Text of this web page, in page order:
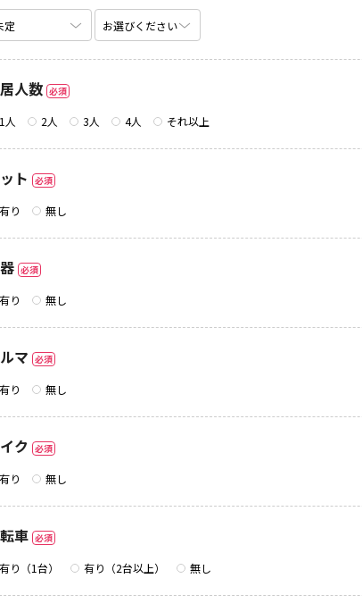
人数 必須
1人 2人 3人 4人 それ以上
ト 必須
有り 無し
必須
有り 無し
マ 必須
有り 無し
ク 必須
有り 無し
車 必須
有り（1台） 有り（2台以上） 無し